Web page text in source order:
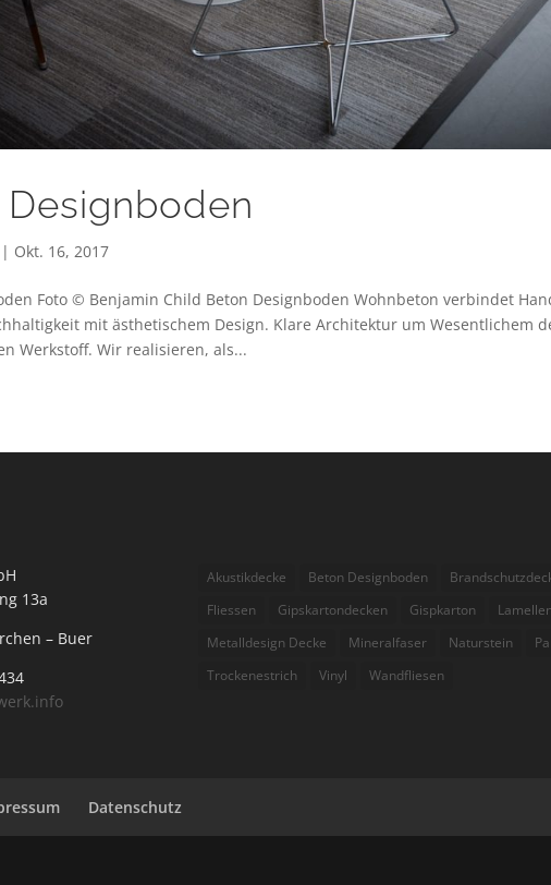
| Okt. 16, 2017
Foto © Benjamin Child Beton Designboden Wohnbeton verbindet
mit ästhetischem Design. Klare Architektur um Wesentlichem
Werkstoff. Wir realisieren, als...
13a
– Buer
Akustikdecke Beton Designboden
Fliessen
Gipskartondecken Gispkarton
Metalldesign Decke
Mineralfaser Naturstein
Trockenestrich
Vinyl Wandfliesen
Datenschutz